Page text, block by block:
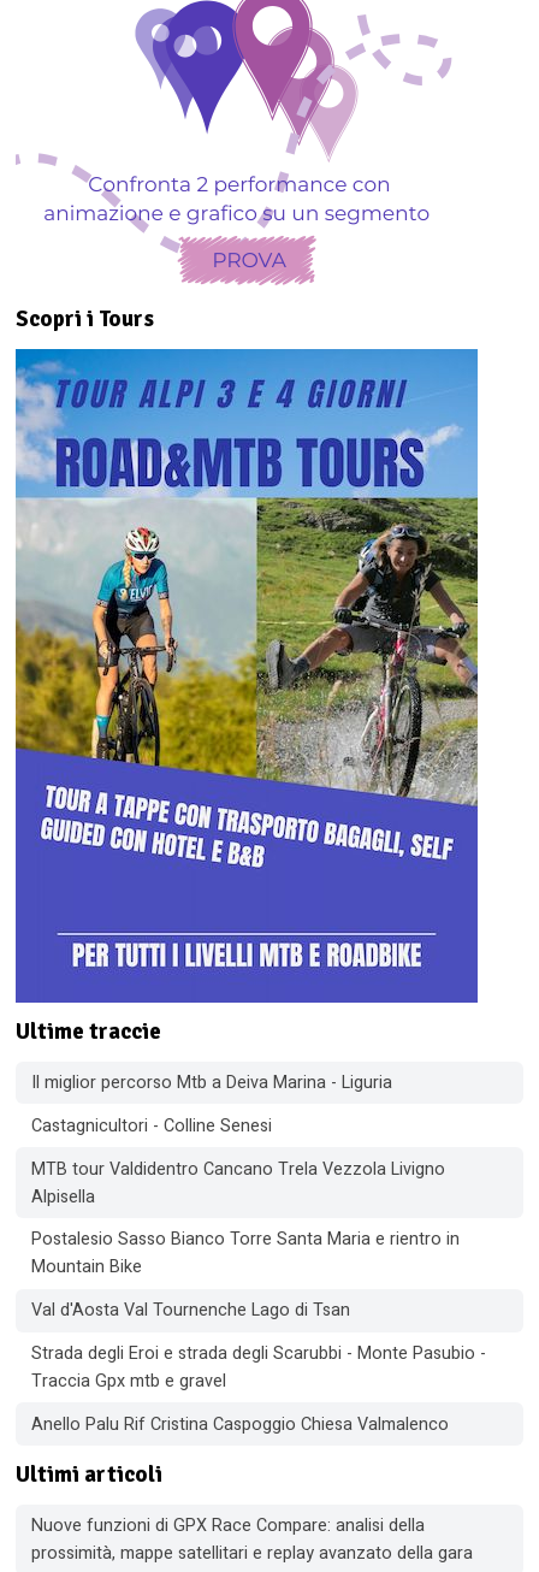
Scopri i Tours
Ultime traccie
Il miglior percorso Mtb a Deiva Marina - Liguria
Castagnicultori - Colline Senesi
MTB tour Valdidentro Cancano Trela Vezzola Livigno
Alpisella
Postalesio Sasso Bianco Torre Santa Maria e rientro in
Mountain Bike
Val d'Aosta Val Tournenche Lago di Tsan
Strada degli Eroi e strada degli Scarubbi - Monte Pasubio -
Traccia Gpx mtb e gravel
Anello Palu Rif Cristina Caspoggio Chiesa Valmalenco
Ultimi articoli
Nuove funzioni di GPX Race Compare: analisi della
prossimità, mappe satellitari e replay avanzato della gara